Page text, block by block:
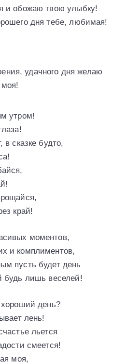
и обожаю твою улыбку!
дня тебе, любимая!
удачного дня желаю
моя!
утром!
в сказке будто,
край!
моментов,
и комплиментов,
пусть будет день
будь лишь веселей!
день?
лень!
льется
смеется!
моя,